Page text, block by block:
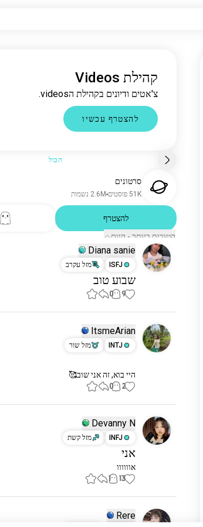
קהילת Videos
צ'אטים ודיונים בקהילת הvideos.
להצטרף עכשיו
הכול
סרטונים
51K פוסטים 2.6M נשמות
להצטרף
הטובים ביותר - היום
Diana sanie
ISFJ
מזל עקרב
שבוע טוב
9
0
ItsmeArian
INTJ
מזל שור
היי בוא, זה אני שוב🥰
2
0
Devanny N
INFJ
מזל קשת
אני
אוווווו
13
1
Rere